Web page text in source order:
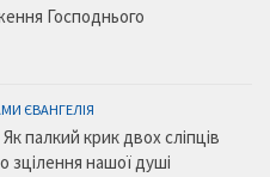
Господнього
ЄВАНГЕЛІЯ
палкий крик двох сліпців
зцілення нашої душі